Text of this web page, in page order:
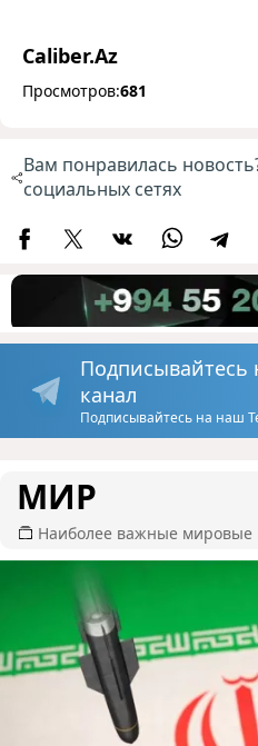
Caliber.Az
Просмотров:681
Вам понравилась
социальных сетях
Подписывайтесь
канал
Подписывайтесь на наш
МИР
Наиболее важные мировые